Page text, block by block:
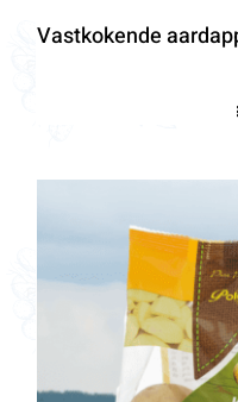
Vastkokende